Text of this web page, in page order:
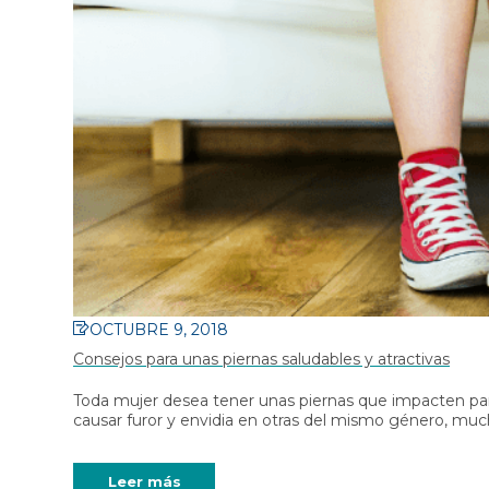
Medias de compresión con
compresión
Crema Corporal Para Piernas
diario y running
Cobre
Patrocinador: La
pacifico
OCTUBRE 9, 2018
Consejos para unas piernas saludables y atractivas
Toda mujer desea tener unas piernas que impacten
causar furor y envidia en otras del mismo género,
Leer más